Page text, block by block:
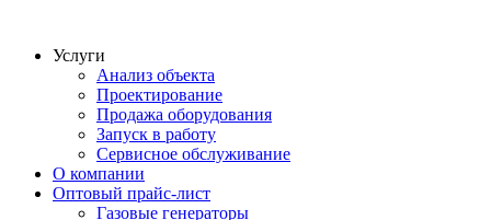
Услуги
Анализ объекта
Проектирование
Продажа оборудования
Запуск в работу
Сервисное обслуживание
О компании
Оптовый прайс-лист
Газовые генераторы